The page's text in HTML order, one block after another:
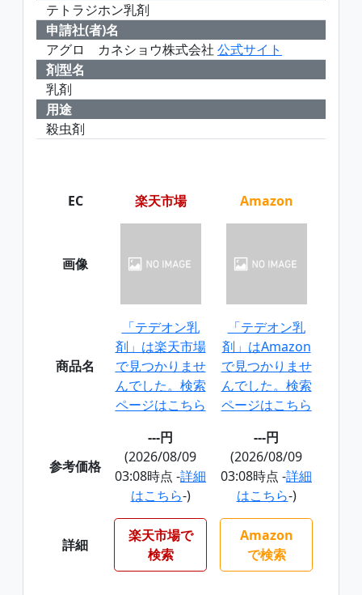
テトラジホン乳剤
申請社(者)名
アグロ カネショウ株式会社 公式サイト
剤型名
乳剤
用途
殺虫剤
EC 楽天市場 Amazon
画像
商品名
「テデオン乳
剤」は楽天市場
で見つかりませ
んでした。検索
ページはこちら
「テデオン乳
剤」はAmazon
で見つかりませ
んでした。検索
ページはこちら
参考価格
---円
(2026/08/09
03:08時点 -詳細
はこちら-)
---円
(2026/08/09
03:08時点 -詳細
はこちら-)
詳細
楽天市場で
検索
Amazon
で検索